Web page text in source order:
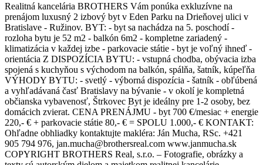
Realitná kancelária BROTHERS Vám ponúka exkluzívne na
prenájom luxusný 2 izbový byt v Eden Parku na Drieňovej ulici v
Bratislave - Ružinov. BYT: - byt sa nachádza na 5. poschodí -
rozloha bytu je 52 m2 - balkón 6m2 - kompletne zariadený -
klimatizácia v každej izbe - parkovacie státie - byt je voľný ihneď -
orientácia Z DISPOZÍCIA BYTU: - vstupná chodba, obývacia izba
spojená s kuchyňou s východom na balkón, spálňa, šatník, kúpeľňa
VÝHODY BYTU: - svetlý - výborná dispozícia - šatník - obľúbená
a vyhľadávaná časť Bratislavy na bývanie - v okolí je kompletná
občianska vybavenosť, Štrkovec Byt je ideálny pre 1-2 osoby, bez
domácich zvierat. CENA PRENÁJMU - byt 700 €/mesiac + energie
220,- € + parkovacie státie 80,- € = SPOLU 1.000,- € KONTAKT:
Ohľadne obhliadky kontaktujte makléra: Ján Mucha, RSc. +421
905 794 976, jan.mucha@brothersreal.com www.janmucha.sk
COPYRIGHT BROTHERS Real, s.r.o. – Fotografie, obrázky a